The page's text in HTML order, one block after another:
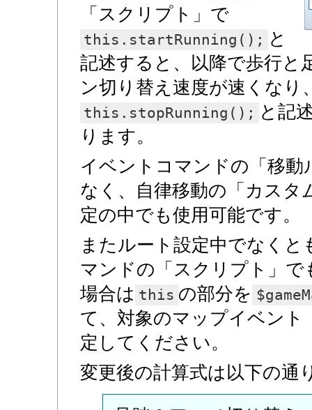
「スクリプト」で
this.startRunning(); と
記述すると、以降で歩行と
ン切り替え速度が速くなり
this.stopRunning(); と記
ります。
イベントコマンドの「移動
なく、自律移動の「カスタ
定の中でも使用可能です。
またルート設定中でなく
マンドの「スクリプト」で
場合は this の部分を
て、対象のマップイベント
定してください。
変更後の計算式は以下の通